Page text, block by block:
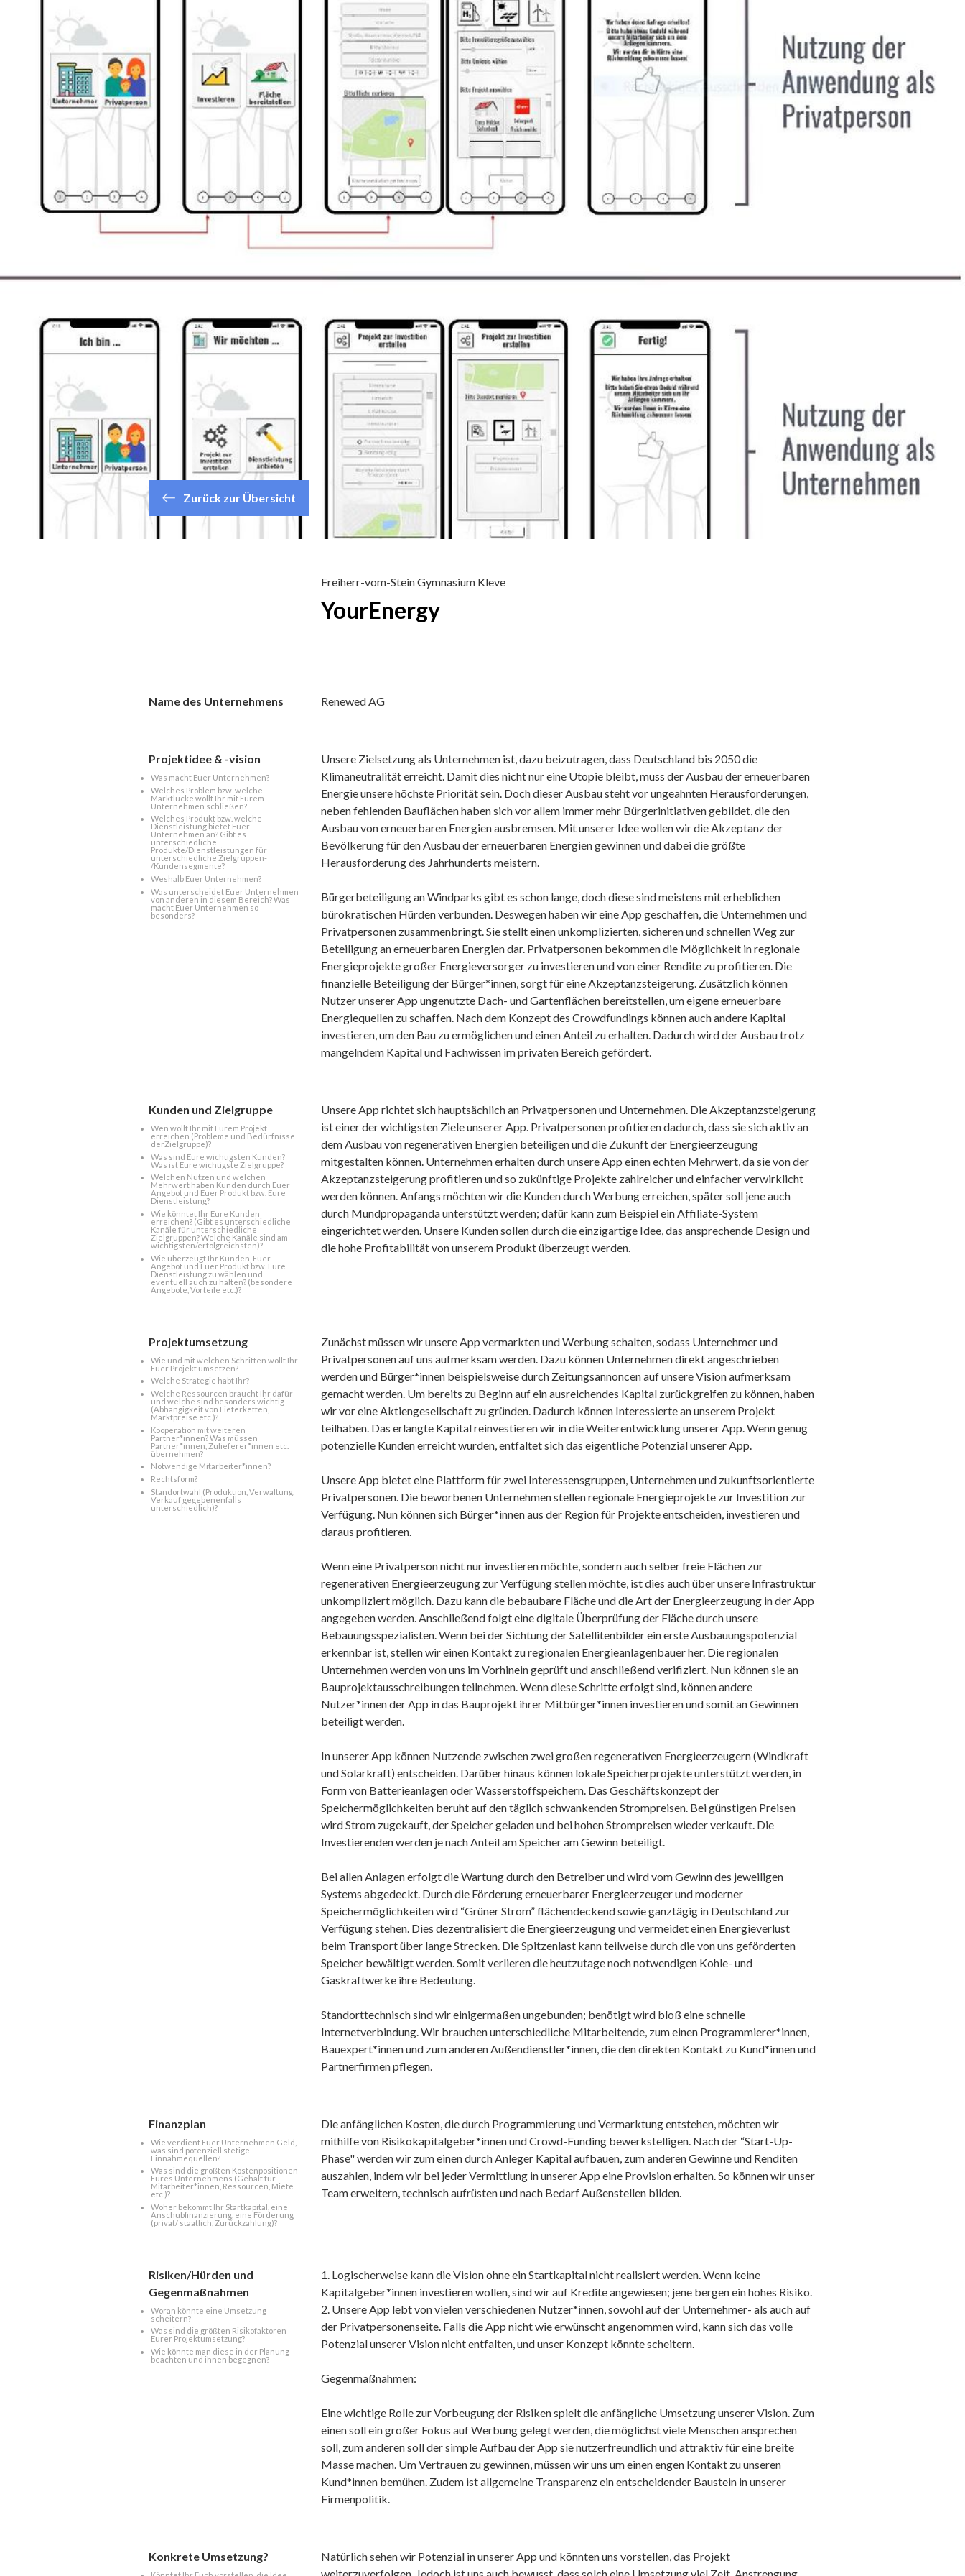
Zurück zur Übersicht
Freiherr-vom-Stein Gymnasium Kleve
YourEnergy
Name des Unternehmens Renewed AG
Projektidee & -vision
Was macht Euer Unternehmen?
Welches Problem bzw. welche
Marktlücke wollt Ihr mit Eurem
Unternehmen schließen?
Welches Produkt bzw. welche
Dienstleistung bietet Euer
Unternehmen an? Gibt es
unterschiedliche
Produkte/Dienstleistungen für
unterschiedliche Zielgruppen-
/Kundensegmente?
Weshalb Euer Unternehmen?
Was unterscheidet Euer Unternehmen
von anderen in diesem Bereich? Was
macht Euer Unternehmen so
besonders?
Unsere Zielsetzung als Unternehmen ist, dazu beizutragen, dass Deutschland bis 2050 die
Klimaneutralität erreicht. Damit dies nicht nur eine Utopie bleibt, muss der Ausbau der erneuerbaren
Energie unsere höchste Priorität sein. Doch dieser Ausbau steht vor ungeahnten Herausforderungen,
neben fehlenden Bauflächen haben sich vor allem immer mehr Bürgerinitiativen gebildet, die den
Ausbau von erneuerbaren Energien ausbremsen. Mit unserer Idee wollen wir die Akzeptanz der
Bevölkerung für den Ausbau der erneuerbaren Energien gewinnen und dabei die größte
Herausforderung des Jahrhunderts meistern.
Bürgerbeteiligung an Windparks gibt es schon lange, doch diese sind meistens mit erheblichen
bürokratischen Hürden verbunden. Deswegen haben wir eine App geschaffen, die Unternehmen und
Privatpersonen zusammenbringt. Sie stellt einen unkomplizierten, sicheren und schnellen Weg zur
Beteiligung an erneuerbaren Energien dar. Privatpersonen bekommen die Möglichkeit in regionale
Energieprojekte großer Energieversorger zu investieren und von einer Rendite zu profitieren. Die
finanzielle Beteiligung der Bürger*innen, sorgt für eine Akzeptanzsteigerung. Zusätzlich können
Nutzer unserer App ungenutzte Dach- und Gartenflächen bereitstellen, um eigene erneuerbare
Energiequellen zu schaffen. Nach dem Konzept des Crowdfundings können auch andere Kapital
investieren, um den Bau zu ermöglichen und einen Anteil zu erhalten. Dadurch wird der Ausbau trotz
mangelndem Kapital und Fachwissen im privaten Bereich gefördert.
Kunden und Zielgruppe
Wen wollt Ihr mit Eurem Projekt
erreichen (Probleme und Bedürfnisse
derZielgruppe)?
Was sind Eure wichtigsten Kunden?
Was ist Eure wichtigste Zielgruppe?
Welchen Nutzen und welchen
Mehrwert haben Kunden durch Euer
Angebot und Euer Produkt bzw. Eure
Dienstleistung?
Wie könntet Ihr Eure Kunden
erreichen? (Gibt es unterschiedliche
Kanäle für unterschiedliche
Zielgruppen? Welche Kanäle sind am
wichtigsten/erfolgreichsten)?
Wie überzeugt Ihr Kunden, Euer
Angebot und Euer Produkt bzw. Eure
Dienstleistung zu wählen und
eventuell auch zu halten? (besondere
Angebote, Vorteile etc.)?
Unsere App richtet sich hauptsächlich an Privatpersonen und Unternehmen. Die Akzeptanzsteigerung
ist einer der wichtigsten Ziele unserer App. Privatpersonen profitieren dadurch, dass sie sich aktiv an
dem Ausbau von regenerativen Energien beteiligen und die Zukunft der Energieerzeugung
mitgestalten können. Unternehmen erhalten durch unsere App einen echten Mehrwert, da sie von der
Akzeptanzsteigerung profitieren und so zukünftige Projekte zahlreicher und einfacher verwirklicht
werden können. Anfangs möchten wir die Kunden durch Werbung erreichen, später soll jene auch
durch Mundpropaganda unterstützt werden; dafür kann zum Beispiel ein Affiliate-System
eingerichtet werden. Unsere Kunden sollen durch die einzigartige Idee, das ansprechende Design und
die hohe Profitabilität von unserem Produkt überzeugt werden.
Projektumsetzung
Wie und mit welchen Schritten wollt Ihr
Euer Projekt umsetzen?
Welche Strategie habt Ihr?
Welche Ressourcen braucht Ihr dafür
und welche sind besonders wichtig
(Abhängigkeit von Lieferketten,
Marktpreise etc.)?
Kooperation mit weiteren
Partner*innen? Was müssen
Partner*innen, Zulieferer*innen etc.
übernehmen?
Notwendige Mitarbeiter*innen?
Rechtsform?
Standortwahl (Produktion, Verwaltung,
Verkauf gegebenenfalls
unterschiedlich)?
Zunächst müssen wir unsere App vermarkten und Werbung schalten, sodass Unternehmer und
Privatpersonen auf uns aufmerksam werden. Dazu können Unternehmen direkt angeschrieben
werden und Bürger*innen beispielsweise durch Zeitungsannoncen auf unsere Vision aufmerksam
gemacht werden. Um bereits zu Beginn auf ein ausreichendes Kapital zurückgreifen zu können, haben
wir vor eine Aktiengesellschaft zu gründen. Dadurch können Interessierte an unserem Projekt
teilhaben. Das erlangte Kapital reinvestieren wir in die Weiterentwicklung unserer App. Wenn genug
potenzielle Kunden erreicht wurden, entfaltet sich das eigentliche Potenzial unserer App.
Unsere App bietet eine Plattform für zwei Interessensgruppen, Unternehmen und zukunftsorientierte
Privatpersonen. Die beworbenen Unternehmen stellen regionale Energieprojekte zur Investition zur
Verfügung. Nun können sich Bürger*innen aus der Region für Projekte entscheiden, investieren und
daraus profitieren.
Wenn eine Privatperson nicht nur investieren möchte, sondern auch selber freie Flächen zur
regenerativen Energieerzeugung zur Verfügung stellen möchte, ist dies auch über unsere Infrastruktur
unkompliziert möglich. Dazu kann die bebaubare Fläche und die Art der Energieerzeugung in der App
angegeben werden. Anschließend folgt eine digitale Überprüfung der Fläche durch unsere
Bebauungsspezialisten. Wenn bei der Sichtung der Satellitenbilder ein erste Ausbauungspotenzial
erkennbar ist, stellen wir einen Kontakt zu regionalen Energieanlagenbauer her. Die regionalen
Unternehmen werden von uns im Vorhinein geprüft und anschließend verifiziert. Nun können sie an
Bauprojektausschreibungen teilnehmen. Wenn diese Schritte erfolgt sind, können andere
Nutzer*innen der App in das Bauprojekt ihrer Mitbürger*innen investieren und somit an Gewinnen
beteiligt werden.
In unserer App können Nutzende zwischen zwei großen regenerativen Energieerzeugern (Windkraft
und Solarkraft) entscheiden. Darüber hinaus können lokale Speicherprojekte unterstützt werden, in
Form von Batterieanlagen oder Wasserstoffspeichern. Das Geschäftskonzept der
Speichermöglichkeiten beruht auf den täglich schwankenden Strompreisen. Bei günstigen Preisen
wird Strom zugekauft, der Speicher geladen und bei hohen Strompreisen wieder verkauft. Die
Investierenden werden je nach Anteil am Speicher am Gewinn beteiligt.
Bei allen Anlagen erfolgt die Wartung durch den Betreiber und wird vom Gewinn des jeweiligen
Systems abgedeckt. Durch die Förderung erneuerbarer Energieerzeuger und moderner
Speichermöglichkeiten wird “Grüner Strom” flächendeckend sowie ganztägig in Deutschland zur
Verfügung stehen. Dies dezentralisiert die Energieerzeugung und vermeidet einen Energieverlust
beim Transport über lange Strecken. Die Spitzenlast kann teilweise durch die von uns geförderten
Speicher bewältigt werden. Somit verlieren die heutzutage noch notwendigen Kohle- und
Gaskraftwerke ihre Bedeutung.
Standorttechnisch sind wir einigermaßen ungebunden; benötigt wird bloß eine schnelle
Internetverbindung. Wir brauchen unterschiedliche Mitarbeitende, zum einen Programmierer*innen,
Bauexpert*innen und zum anderen Außendienstler*innen, die den direkten Kontakt zu Kund*innen und
Partnerfirmen pflegen.
Finanzplan
Wie verdient Euer Unternehmen Geld,
was sind potenziell stetige
Einnahmequellen?
Was sind die größten Kostenpositionen
Eures Unternehmens (Gehalt für
Mitarbeiter*innen, Ressourcen, Miete
etc.)?
Woher bekommt Ihr Startkapital, eine
Anschubfinanzierung, eine Förderung
(privat/ staatlich, Zurückzahlung)?
Die anfänglichen Kosten, die durch Programmierung und Vermarktung entstehen, möchten wir
mithilfe von Risikokapitalgeber*innen und Crowd-Funding bewerkstelligen. Nach der “Start-Up-
Phase" werden wir zum einen durch Anleger Kapital aufbauen, zum anderen Gewinne und Renditen
auszahlen, indem wir bei jeder Vermittlung in unserer App eine Provision erhalten. So können wir unser
Team erweitern, technisch aufrüsten und nach Bedarf Außenstellen bilden.
Risiken/Hürden und
Gegenmaßnahmen
Woran könnte eine Umsetzung
scheitern?
Was sind die größten Risikofaktoren
Eurer Projektumsetzung?
Wie könnte man diese in der Planung
beachten und ihnen begegnen?
1. Logischerweise kann die Vision ohne ein Startkapital nicht realisiert werden. Wenn keine
Kapitalgeber*innen investieren wollen, sind wir auf Kredite angewiesen; jene bergen ein hohes Risiko.
2. Unsere App lebt von vielen verschiedenen Nutzer*innen, sowohl auf der Unternehmer- als auch auf
der Privatpersonenseite. Falls die App nicht wie erwünscht angenommen wird, kann sich das volle
Potenzial unserer Vision nicht entfalten, und unser Konzept könnte scheitern.
Gegenmaßnahmen:
Eine wichtige Rolle zur Vorbeugung der Risiken spielt die anfängliche Umsetzung unserer Vision. Zum
einen soll ein großer Fokus auf Werbung gelegt werden, die möglichst viele Menschen ansprechen
soll, zum anderen soll der simple Aufbau der App sie nutzerfreundlich und attraktiv für eine breite
Masse machen. Um Vertrauen zu gewinnen, müssen wir uns um einen engen Kontakt zu unseren
Kund*innen bemühen. Zudem ist allgemeine Transparenz ein entscheidender Baustein in unserer
Firmenpolitik.
Konkrete Umsetzung?
Natürlich sehen wir Potenzial in unserer App und könnten uns vorstellen, das Projekt